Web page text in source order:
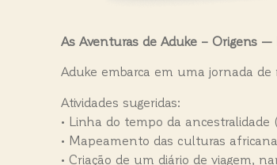
As Aventuras de Aduke – Origens —
Aduke embarca em uma jornada
Atividades sugeridas:
• Linha do tempo da ancestralidade
• Mapeamento das culturas
• Criação de um diário de viagem,